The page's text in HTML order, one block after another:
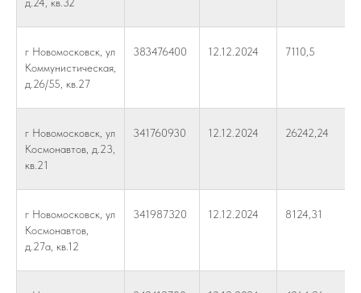
г Новомосковск, ул
Коммунистическая,
д.26/55, кв.27
383476400 12.12.2024 7110,5
г Новомосковск, ул
Космонавтов, д.23,
кв.21
341760930 12.12.2024 26242,24
г Новомосковск, ул
Космонавтов,
д.27а, кв.12
341987320 12.12.2024 8124,31